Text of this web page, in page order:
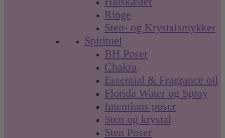
Ringe
Sten- og Krystalsmykker
Spirituel
BH Poser
Chakra
Essential & Fragrance oil
Florida Water og Spray
Intentions poser
Sten og krystal
Sten Poser